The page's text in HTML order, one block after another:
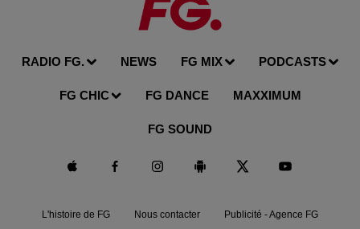
RADIO FG. NEWS FG MIX PODCASTS
FG CHIC FG DANCE MAXXIMUM
FG SOUND
L'histoire de FG Nous contacter Publicité - Agence FG